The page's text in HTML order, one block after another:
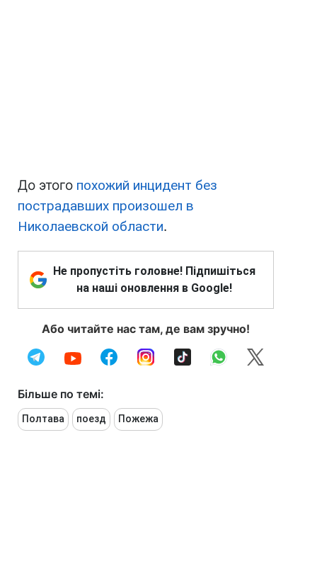
До этого похожий инцидент без
пострадавших произошел в
Николаевской области.
Не пропустіть головне! Підпишіться
на наші оновлення в Google!
Або читайте нас там, де вам зручно!
Більше по темі:
Полтава поезд Пожежа